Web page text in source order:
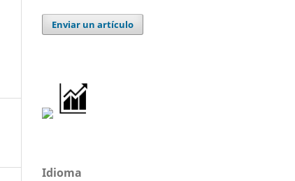
Enviar un artículo
Idioma